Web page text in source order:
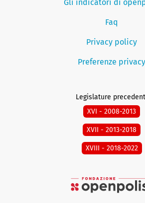
Gli indicatori di
Faq
Privacy policy
Preferenze privacy
Legislature
XVI - 2008-2013
XVII - 2013-2018
XVIII - 2018-2022